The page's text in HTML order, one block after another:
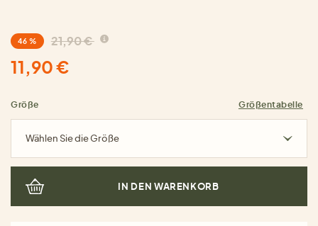
46 % 21,90 €
11,90 €
Größe Größentabelle
Wählen Sie die Größe
IN DEN WARENKORB